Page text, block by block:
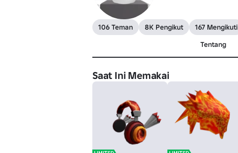
106 Teman 8K Pengikut
167 Mengikuti
Tentang
Saat Ini Memakai